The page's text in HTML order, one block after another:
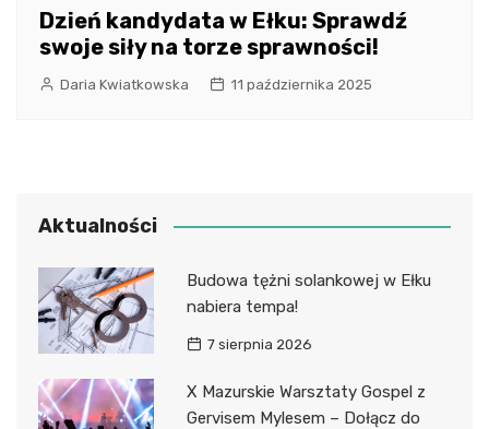
Dzień kandydata w Ełku: Sprawdź
swoje siły na torze sprawności!
Daria Kwiatkowska 11 października 2025
Aktualności
Budowa tężni solankowej w Ełku
nabiera tempa!
7 sierpnia 2026
X Mazurskie Warsztaty Gospel z
Gervisem Mylesem – Dołącz do